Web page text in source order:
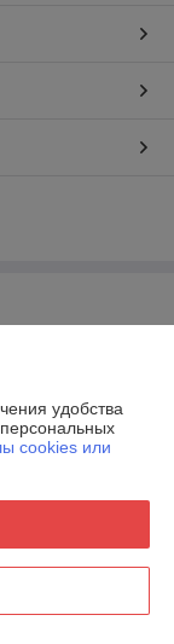
пер. Кольцова
удобства
cookies или